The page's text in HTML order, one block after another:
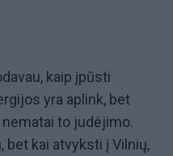
kaip įpūsti
yra aplink, bet
to judėjimo.
bet kai atvyksti į Vilnių,